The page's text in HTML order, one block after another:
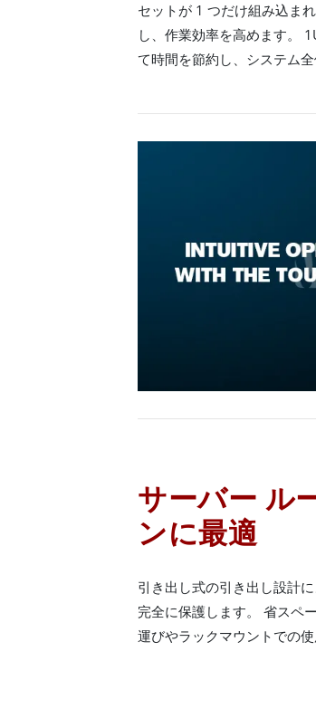
セットが 1 つだけ組み込ま
し、作業効率を高めます。
て時間を節約し、システム
サーバー ル
ンに最適
引き出し式の引き出し設計
完全に保護します。 省スペ
運びやラックマウントでの使